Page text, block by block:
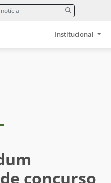
Institucional
concurso